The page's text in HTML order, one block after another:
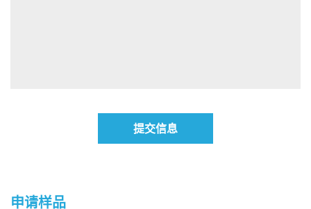
提交信息
申请样品